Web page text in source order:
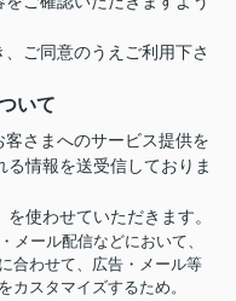
ご同意のうえご利用下さ
いて
さまへのサービス提供を
情報を送受信しておりま
使わせていただきます。
メール配信などにおいて、
合わせて、広告・メール等
カスタマイズするため。